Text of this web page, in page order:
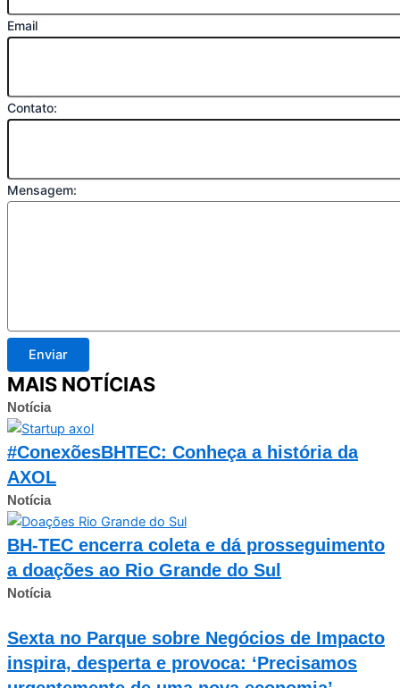
Email
Contato:
Mensagem:
Enviar
MAIS NOTÍCIAS
Notícia
#ConexõesBHTEC: Conheça a história da
AXOL
Notícia
BH-TEC encerra coleta e dá prosseguimento
a doações ao Rio Grande do Sul
Notícia
Sexta no Parque sobre Negócios de Impacto
inspira, desperta e provoca: ‘Precisamos